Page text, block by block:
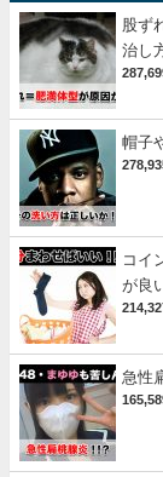
股ず
治し
帽子
コイ
が良
急性